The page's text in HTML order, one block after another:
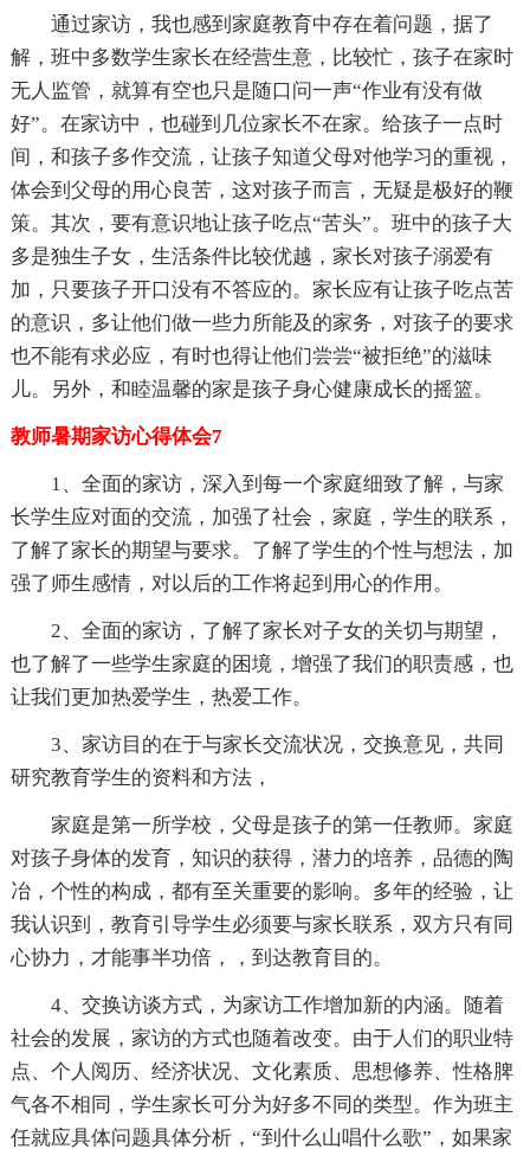
通过家访，我也感到家庭教育中存在着问题，据了
解，班中多数学生家长在经营生意，比较忙，孩子在家时
无人监管，就算有空也只是随口问一声“作业有没有做
好”。在家访中，也碰到几位家长不在家。给孩子一点时
间，和孩子多作交流，让孩子知道父母对他学习的重视，
体会到父母的用心良苦，这对孩子而言，无疑是极好的鞭
策。其次，要有意识地让孩子吃点“苦头”。班中的孩子大
多是独生子女，生活条件比较优越，家长对孩子溺爱有
加，只要孩子开口没有不答应的。家长应有让孩子吃点苦
的意识，多让他们做一些力所能及的家务，对孩子的要求
也不能有求必应，有时也得让他们尝尝“被拒绝”的滋味
儿。另外，和睦温馨的家是孩子身心健康成长的摇篮。
教师暑期家访心得体会7
1、全面的家访，深入到每一个家庭细致了解，与家
长学生应对面的交流，加强了社会，家庭，学生的联系，
了解了家长的期望与要求。了解了学生的个性与想法，加
强了师生感情，对以后的工作将起到用心的作用。
2、全面的家访，了解了家长对子女的关切与期望，
也了解了一些学生家庭的困境，增强了我们的职责感，也
让我们更加热爱学生，热爱工作。
3、家访目的在于与家长交流状况，交换意见，共同
研究教育学生的资料和方法，
家庭是第一所学校，父母是孩子的第一任教师。家庭
对孩子身体的发育，知识的获得，潜力的培养，品德的陶
冶，个性的构成，都有至关重要的影响。多年的经验，让
我认识到，教育引导学生必须要与家长联系，双方只有同
心协力，才能事半功倍，，到达教育目的。
4、交换访谈方式，为家访工作增加新的内涵。随着
社会的发展，家访的方式也随着改变。由于人们的职业特
点、个人阅历、经济状况、文化素质、思想修养、性格脾
气各不相同，学生家长可分为好多不同的类型。作为班主
任就应具体问题具体分析，“到什么山唱什么歌”，如果家